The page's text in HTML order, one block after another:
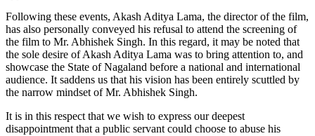
Following these events, Akash Aditya Lama, the director of the film,
has also personally conveyed his refusal to attend the screening of
the film to Mr. Abhishek Singh. In this regard, it may be noted that
the sole desire of Akash Aditya Lama was to bring attention to, and
showcase the State of Nagaland before a national and international
audience. It saddens us that his vision has been entirely scuttled by
the narrow mindset of Mr. Abhishek Singh.
It is in this respect that we wish to express our deepest
disappointment that a public servant could choose to abuse his